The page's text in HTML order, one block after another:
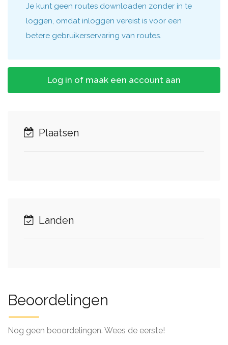
Je kunt geen routes downloaden zonder in te
loggen, omdat inloggen vereist is voor een
betere gebruikerservaring van routes.
Log in of maak een account aan
Plaatsen
Landen
Beoordelingen
Nog geen beoordelingen. Wees de eerste!